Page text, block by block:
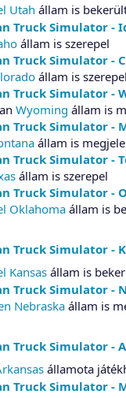
Utah állam is
Truck Simulator -
állam is szerepel
Truck Simulator -
állam is szerepel
Truck Simulator -
Wyoming állam is
Truck Simulator -
állam is
Truck Simulator -
állam is szerepel
Truck Simulator -
Oklahoma állam is
Truck Simulator -
Kansas állam is
Truck Simulator -
Nebraskaállam is
Truck Simulator -
államota
Truck Simulator -